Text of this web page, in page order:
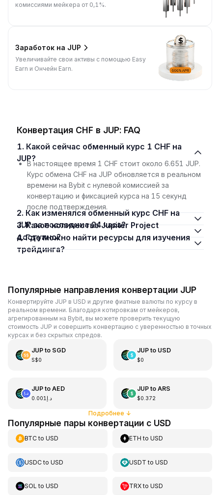
комиссиями мейкера от 0,1%.
Заработок на JUP
Увеличивайте свои активы с помощью Easy
Earn и Ончейн Earn.
Конвертация CHF в JUP: FAQ
1. Какой сейчас обменный курс 1 CHF на
JUP?
В настоящее время 1 CHF стоит около 6.651 JUP.
Курс обмена CHF на JUP обновляется в реальном
времени на Bybit с нулевой комиссией за
конвертацию и фиксацией курса на 15 секунд
после подтверждения.
2. Как изменялся обменный курс CHF на
JUP за последние 24 часа?
3. Какое количество Jupiter Project
доступно?
4. Где можно найти ресурсы для изучения
трейдинга?
Популярные направления конвертации JUP
Конвертируйте JUP в USD и другие фиатные валюты по курсу в
реальном времени. Благодаря котировкам от мейкеров,
агрегированным на Bybit, вы можете проверить текущую
стоимость JUP и совершить конвертацию с уверенностью в точных
курсах и без скрытых спредов.
JUPto SGD
S$0
JUPto USD
$0
JUPto AED
د.إ0.001
JUPto ARS
$0.372
Подробнее ↓
Популярные пары конвертации с USD
BTCto USD ETH toUSD
USDCto USD USDT toUSD
SOL to USD TRXtoUSD